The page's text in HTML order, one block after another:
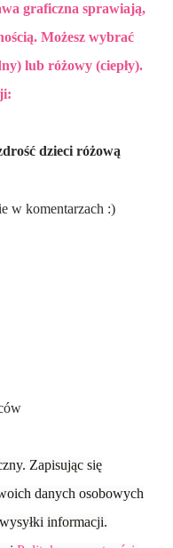
graficzna sprawiają,
Możesz wybrać
lub różowy (ciepły).
dzieci różową
w komentarzach :)
Zapisując się
danych osobowych
informacji.